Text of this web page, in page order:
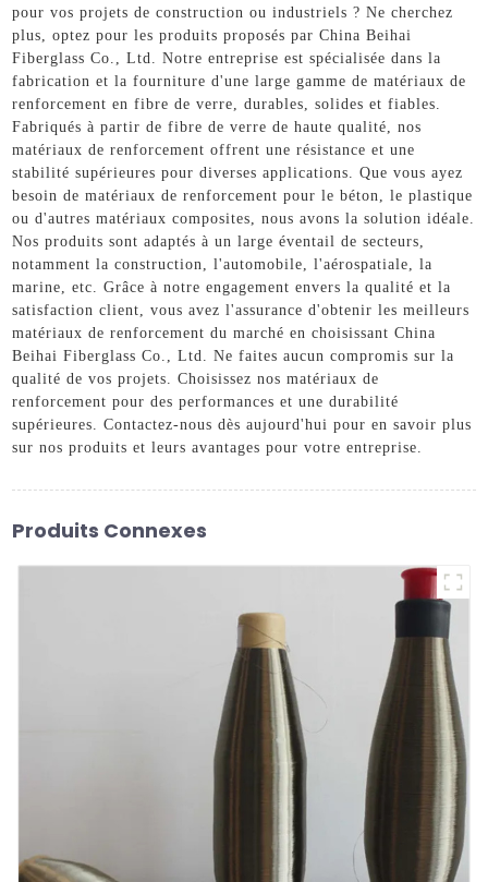
pour vos projets de construction ou industriels ? Ne cherchez
plus, optez pour les produits proposés par China Beihai
Fiberglass Co., Ltd. Notre entreprise est spécialisée dans la
fabrication et la fourniture d'une large gamme de matériaux de
renforcement en fibre de verre, durables, solides et fiables.
Fabriqués à partir de fibre de verre de haute qualité, nos
matériaux de renforcement offrent une résistance et une
stabilité supérieures pour diverses applications. Que vous ayez
besoin de matériaux de renforcement pour le béton, le plastique
ou d'autres matériaux composites, nous avons la solution idéale.
Nos produits sont adaptés à un large éventail de secteurs,
notamment la construction, l'automobile, l'aérospatiale, la
marine, etc. Grâce à notre engagement envers la qualité et la
satisfaction client, vous avez l'assurance d'obtenir les meilleurs
matériaux de renforcement du marché en choisissant China
Beihai Fiberglass Co., Ltd. Ne faites aucun compromis sur la
qualité de vos projets. Choisissez nos matériaux de
renforcement pour des performances et une durabilité
supérieures. Contactez-nous dès aujourd'hui pour en savoir plus
sur nos produits et leurs avantages pour votre entreprise.
Produits Connexes